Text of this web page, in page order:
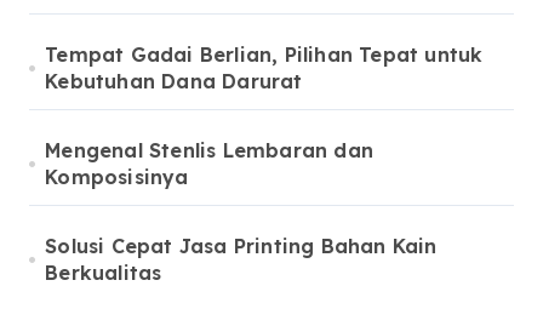
Tempat Gadai Berlian, Pilihan Tepat untuk
Kebutuhan Dana Darurat
Mengenal Stenlis Lembaran dan
Komposisinya
Solusi Cepat Jasa Printing Bahan Kain
Berkualitas